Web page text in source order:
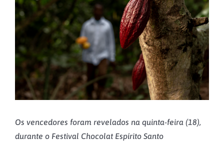
Image
Os vencedores foram revelados na quinta-feira (18),
durante o Festival Chocolat Espírito Santo